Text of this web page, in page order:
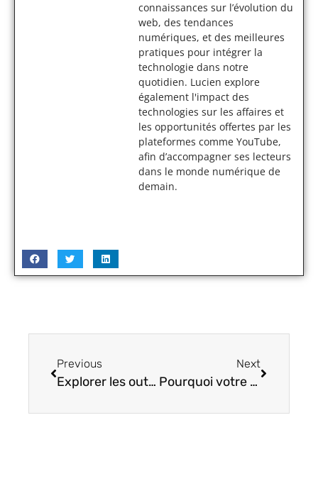
connaissances sur l’évolution du
web, des tendances
numériques, et des meilleures
pratiques pour intégrer la
technologie dans notre
quotidien. Lucien explore
également l'impact des
technologies sur les affaires et
les opportunités offertes par les
plateformes comme YouTube,
afin d’accompagner ses lecteurs
dans le monde numérique de
demain.
Previous
Explorer les outils high-tech pour la gestion des incidents et la conformité RGPD
Next
Pourquoi votre manière de tenir la manette est totalement inefficace ?